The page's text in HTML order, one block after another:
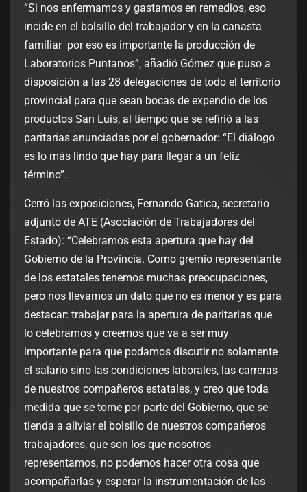
“Si nos enfermamos y gastamos en remedios, eso
incide en el bolsillo del trabajador y en la canasta
familiar por eso es importante la producción de
Laboratorios Puntanos”, añadió Gómez que puso a
disposición a las 28 delegaciones de todo el territorio
provincial para que sean bocas de expendio de los
productos San Luis, al tiempo que se refirió a las
paritarias anunciadas por el gobernador: “El diálogo
es lo más lindo que hay para llegar a un feliz
término”.
Cerró las exposiciones, Fernando Gatica, secretario
adjunto de ATE (Asociación de Trabajadores del
Estado): “Celebramos esta apertura que hay del
Gobierno de la Provincia. Como gremio representante
de los estatales tenemos muchas preocupaciones,
pero nos llevamos un dato que no es menor y es para
destacar: trabajar para la apertura de paritarias que
lo celebramos y creemos que va a ser muy
importante para que podamos discutir no solamente
el salario sino las condiciones laborales, las carreras
de nuestros compañeros estatales, y creo que toda
medida que se tome por parte del Gobierno, que se
tienda a aliviar el bolsillo de nuestros compañeros
trabajadores, que son los que nosotros
representamos, no podemos hacer otra cosa que
acompañarlas y esperar la instrumentación de las